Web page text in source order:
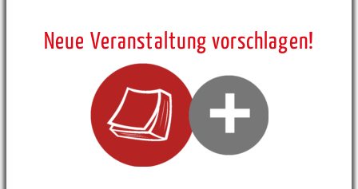
Neue Veranstaltung vorschlagen!